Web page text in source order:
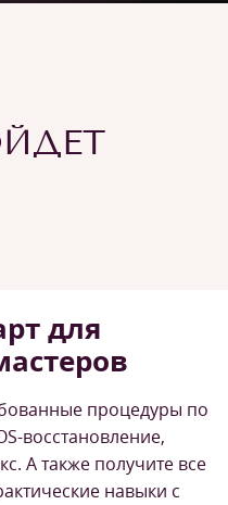
для
процедуры по
восстановление,
А также получите все
навыки с